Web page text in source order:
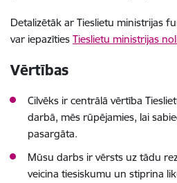
Detalizētāk ar Tieslietu ministrijas
var iepazīties Tieslietu ministrijas
Vērtības
Cilvēks ir centrālā vērtība
darbā, mēs rūpējamies, lai
pasargāta.
Mūsu darbs ir vērsts uz tādu
veicina tiesiskumu un stiprina